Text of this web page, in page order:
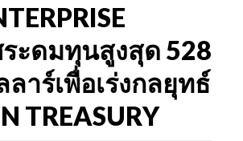
ะดมทุนสูงสุด 528
าร์เพื่อเร่งกลยุทธ์
TREASURY